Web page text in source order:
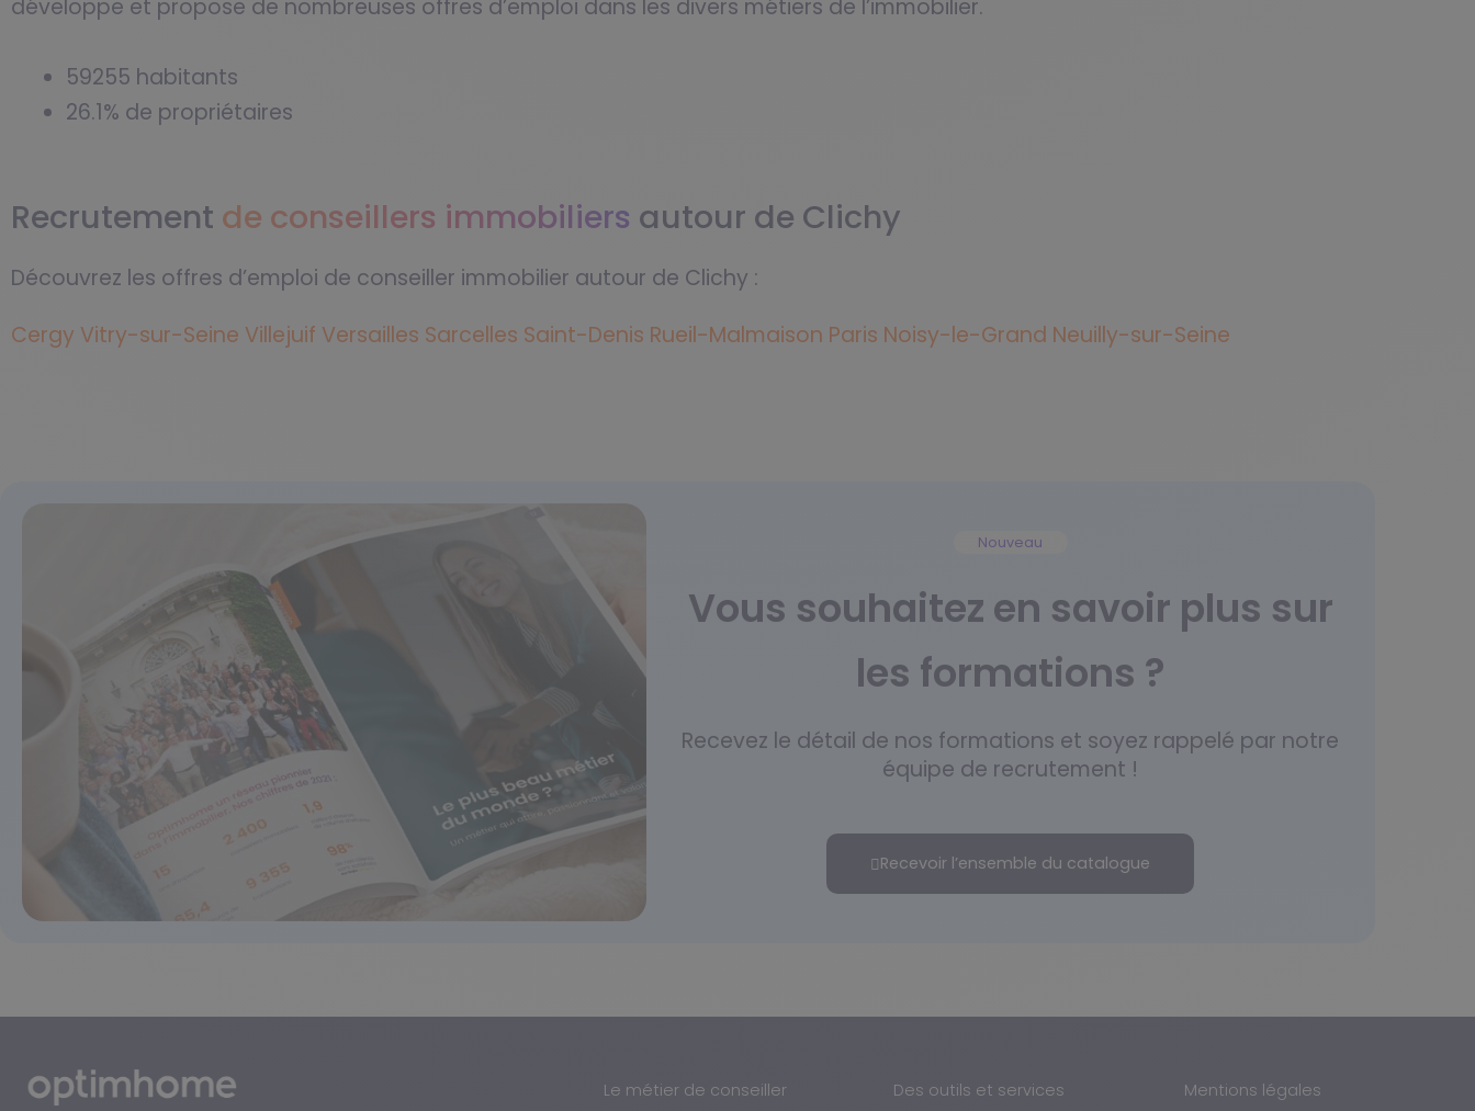
développe et propose de nombreuses offres d’emploi dans les divers métiers de l’immobilier.
59255 habitants
26.1% de propriétaires
Recrutement de conseillers immobiliers autour de Clichy
Découvrez les offres d’emploi de conseiller immobilier autour de Clichy :
Cergy Vitry-sur-Seine Villejuif Versailles Sarcelles Saint-Denis Rueil-Malmaison Paris Noisy-le-Grand Neuilly-sur-Seine
Nouveau
Vous souhaitez en savoir plus sur
les formations ?
Recevez le détail de nos formations et soyez rappelé par notre
équipe de recrutement !
Recevoir l’ensemble du catalogue
Le métier de conseiller
Des outils et services
Mentions légales